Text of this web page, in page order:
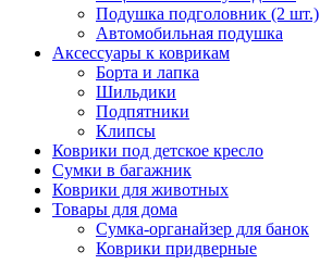
Подушка подголовник (2 шт.)
Автомобильная подушка
Аксессуары к коврикам
Борта и лапка
Шильдики
Подпятники
Клипсы
Коврики под детское кресло
Сумки в багажник
Коврики для животных
Товары для дома
Сумка-органайзер для банок
Коврики придверные